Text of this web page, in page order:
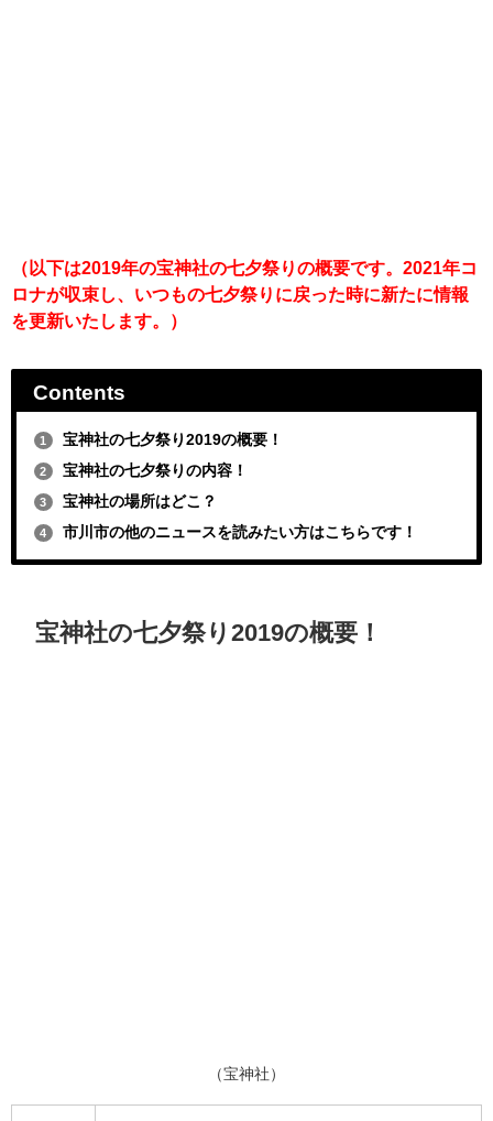
（以下は2019年の宝神社の七夕祭りの概要です。2021年コ
ロナが収束し、いつもの七夕祭りに戻った時に新たに情報
を更新いたします。）
Contents
1 宝神社の七夕祭り2019の概要！
2 宝神社の七夕祭りの内容！
3 宝神社の場所はどこ？
4 市川市の他のニュースを読みたい方はこちらです！
宝神社の七夕祭り2019の概要！
（宝神社）